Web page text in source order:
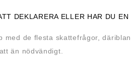
DEKLARERA ELLER HAR DU
med de flesta skattefrågor,
än nödvändigt.